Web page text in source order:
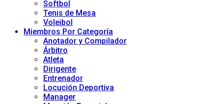
Softbol
Tenis de Mesa
Voleibol
Miembros Por Categoría
Anotador y Compilador
Árbitro
Atleta
Dirigente
Entrenador
Locución Deportiva
Manager